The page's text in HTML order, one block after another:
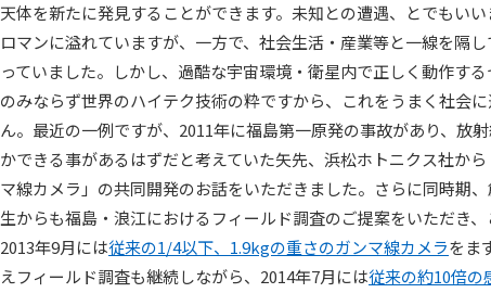
天体を新たに発見することができます。未知との遭遇、とでもい
ロマンに溢れていますが、一方で、社会生活・産業等と一線を隔
っていました。しかし、過酷な宇宙環境・衛星内で正しく動作す
のみならず世界のハイテク技術の粋ですから、これをうまく社会
ん。最近の一例ですが、2011年に福島第一原発の事故があり、放
かできる事があるはずだと考えていた矢先、浜松ホトニクス社か
マ線カメラ」の共同開発のお話をいただきました。さらに同時期
生からも福島・浪江におけるフィールド調査のご提案をいただき、
2013年9月には従来の1/4以下、1.9kgの重さのガンマ線カメラをま
えフィールド調査も継続しながら、2014年7月には従来の約10倍の